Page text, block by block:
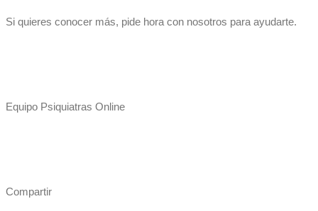
Si quieres conocer más, pide hora con nosotros para ayudarte.
Equipo Psiquiatras Online
Compartir